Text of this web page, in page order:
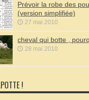
Prévoir la robe des
(version simplifiée)
27 mai 2010
cheval qui botte ,
28 mai 2010
!